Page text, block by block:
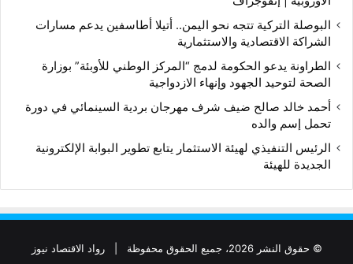
البوصلة التركية تتجه نحو اليمن.. أتيلا أطاسفين يدعم مسارات
الشراكة الاقتصادية والاستثمارية
الطراونة يدعو الحكومة لدمج “المركز الوطني للأوبئة” بوزارة
الصحة لتوحيد الجهود وإنهاء الازدواجية
أحمد خالد صالح ضيف شرف مهرجان بردية السينمائي في دورة
تحمل إسم والده
الرئيس التنفيذي لهيئة الاستثمار يتابع تطوير البوابة الإلكترونية
الجديدة للهيئة
© حقوق النشر 2026، جميع الحقوق محفوظة | رواد الاقتصاد نيوز